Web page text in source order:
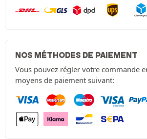
NOS MÉTHODES DE PAIEMENT
Vous pouvez régler votre commande
moyens de paiement suivant: